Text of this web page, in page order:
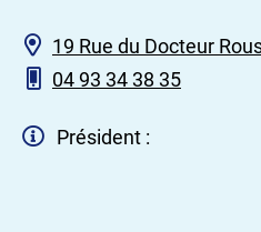
19 Rue du Docteur
04 93 34 38 35
Président :